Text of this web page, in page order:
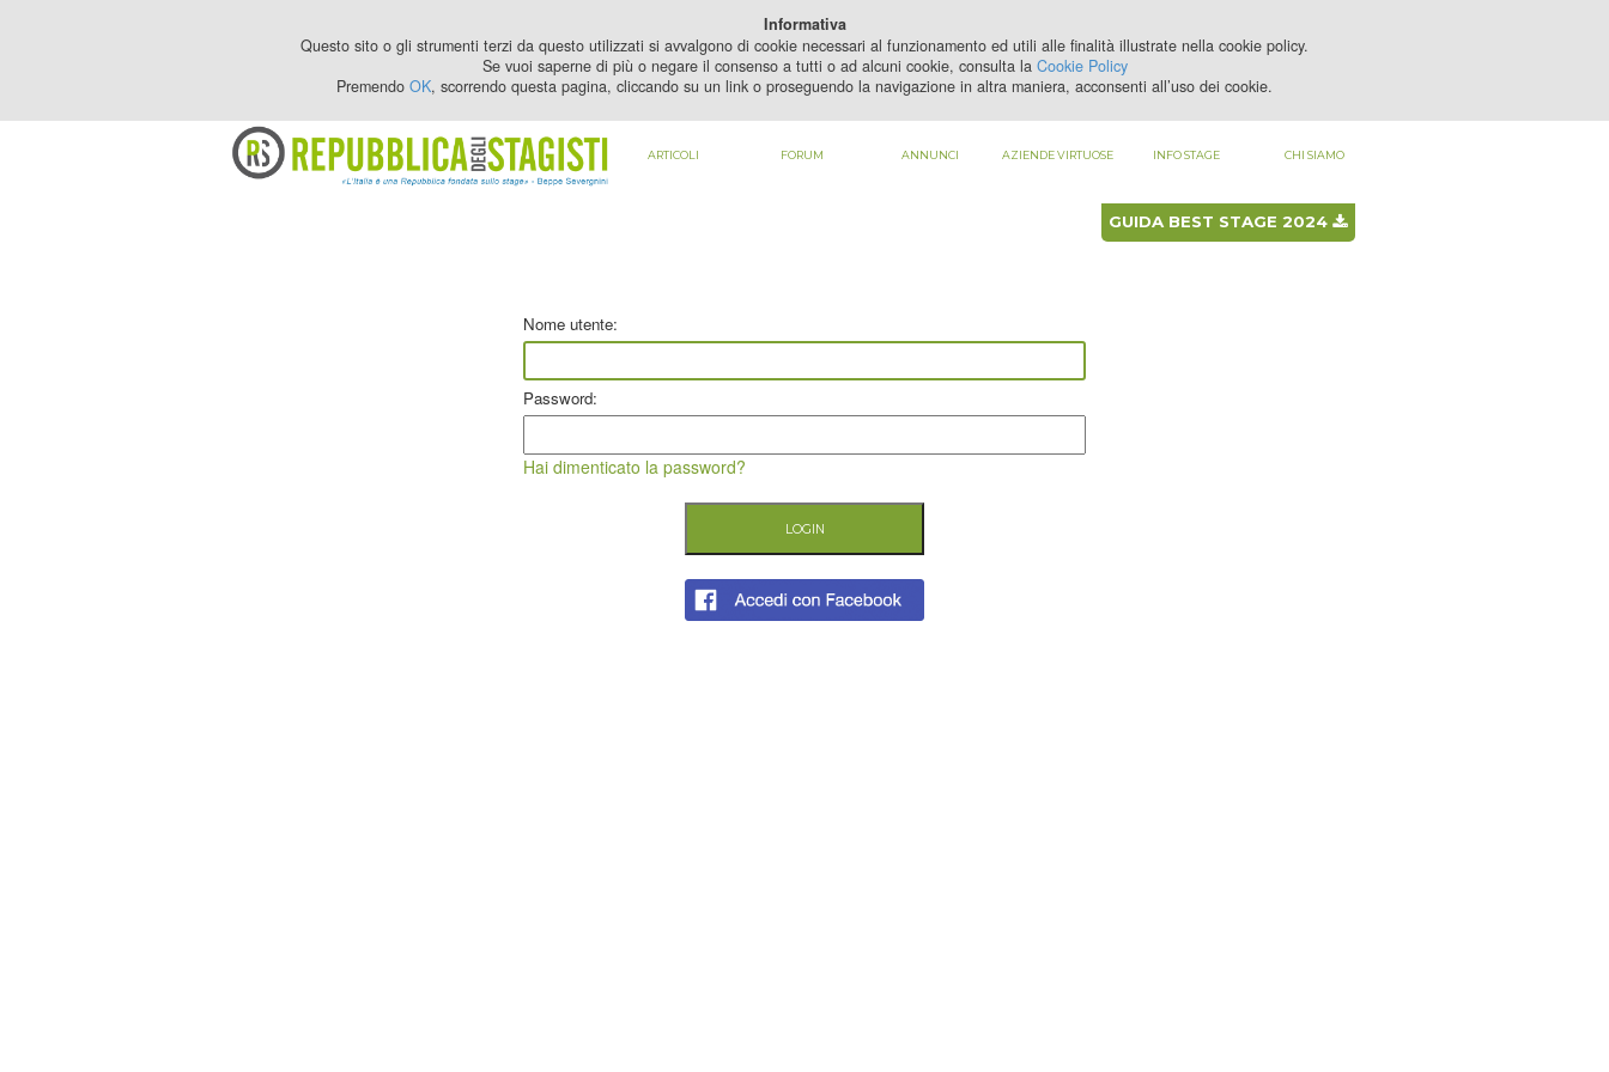
REGISTRATI
LOGIN
PER VEDERE QUESTO CONTENUTO DEVI
GUIDA BEST STAGE 2024
ARTICOLI FORUM ANNUNCI AZIENDE VIRTUOSE INFO STAGE CHI SIAMO
Nome utente:
Password:
Hai dimenticato la password?
Informativa
Questo sito o gli strumenti terzi da questo utilizzati si avvalgono di cookie necessari al funzionamento ed utili alle finalità illustrate nella cookie policy.
Se vuoi saperne di più o negare il consenso a tutti o ad alcuni cookie, consulta la Cookie Policy
Premendo OK, scorrendo questa pagina, cliccando su un link o proseguendo la navigazione in altra maniera, acconsenti all’uso dei cookie.